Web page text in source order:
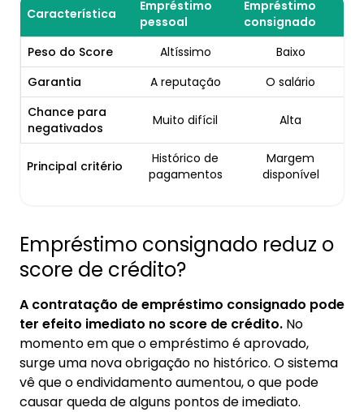
Característica
Empréstimo
pessoal
Empréstimo
consignado
Peso do Score
Altíssimo
Baixo
Garantia
A reputação
O salário
Chance para
negativados
Muito difícil Alta
Principal critério
Histórico de
pagamentos
Margem
disponível
Empréstimo consignado reduz o
score de crédito?
A contratação de empréstimo consignado pode
ter efeito imediato no score de crédito. No
momento em que o empréstimo é aprovado,
surge uma nova obrigação no histórico. O sistema
vê que o endividamento aumentou, o que pode
causar queda de alguns pontos de imediato.